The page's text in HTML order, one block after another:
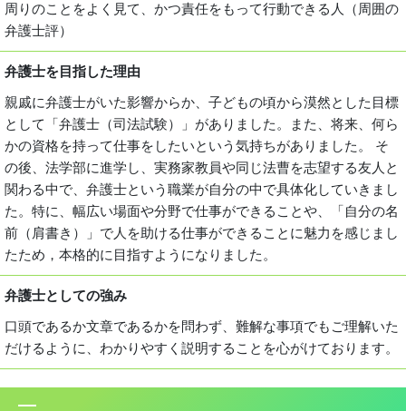
周りのことをよく見て、かつ責任をもって行動できる人（周囲の
弁護士評）
弁護士を目指した理由
親戚に弁護士がいた影響からか、子どもの頃から漠然とした目標
として「弁護士（司法試験）」がありました。また、将来、何ら
かの資格を持って仕事をしたいという気持ちがありました。 そ
の後、法学部に進学し、実務家教員や同じ法曹を志望する友人と
関わる中で、弁護士という職業が自分の中で具体化していきまし
た。特に、幅広い場面や分野で仕事ができることや、「自分の名
前（肩書き）」で人を助ける仕事ができることに魅力を感じまし
たため，本格的に目指すようになりました。
弁護士としての強み
口頭であるか文章であるかを問わず、難解な事項でもご理解いた
だけるように、わかりやすく説明することを心がけております。